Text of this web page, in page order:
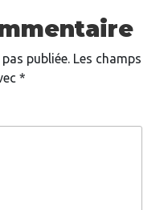
publiée. Les champs
*